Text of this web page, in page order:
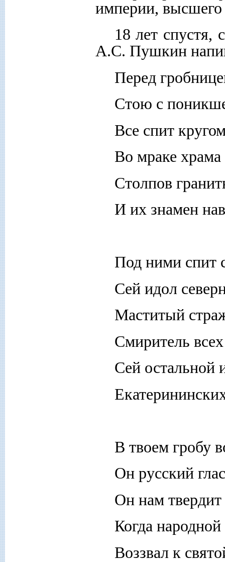
империи, высшего
18 лет спустя,
А.С. Пушкин
Перед
Стою с
Все спит
Во мраке храма
Столпов
И их знамен
Под ними спит
Сей идол
Маститый
Смиритель всех
Сей остальной
В твоем гробу
Он русский
Он нам твердит
Когда народной
Воззвал к